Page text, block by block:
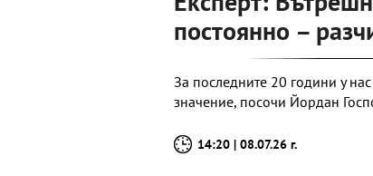
постоянно –
За последните 20 години у
значение, посочи Йордан
14:20 | 08.07.26 г.